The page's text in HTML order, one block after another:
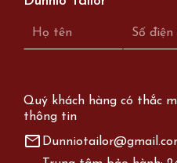
Quý khách hàng có thắc
thông tin
mail